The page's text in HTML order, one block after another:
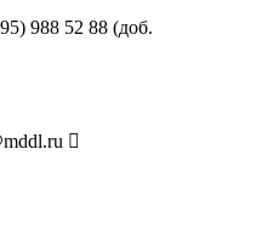
988 52 88 (доб.